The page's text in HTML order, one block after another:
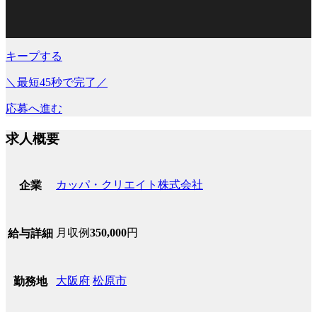
キープする
＼最短45秒で完了／
応募へ進む
求人概要
企業 カッパ・クリエイト株式会社
給与詳細 月収例350,000円
勤務地 大阪府 松原市